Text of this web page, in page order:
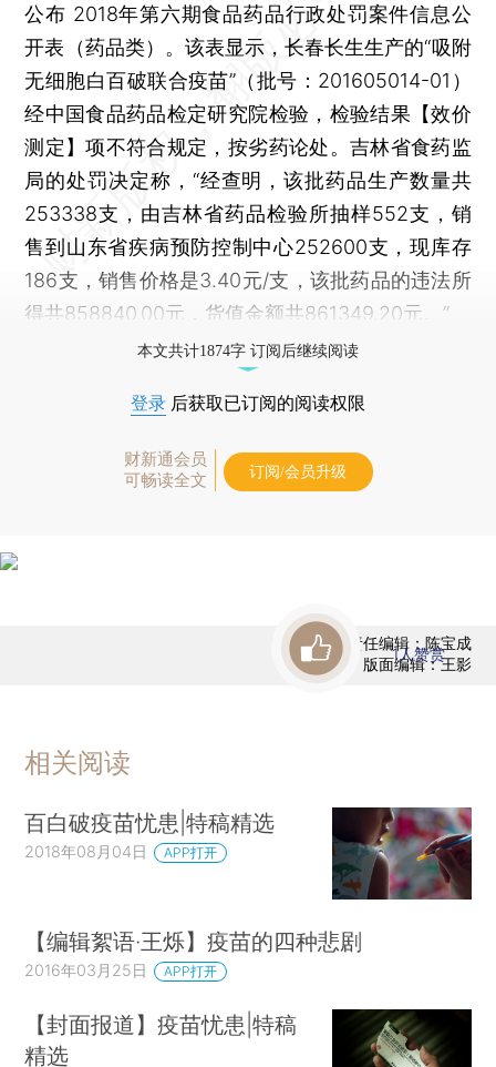
公布 2018年第六期食品药品行政处罚案件信息公
开表（药品类）。该表显示，长春长生生产的“吸附
无细胞白百破联合疫苗”（批号：201605014-01）
经中国食品药品检定研究院检验，检验结果【效价
测定】项不符合规定，按劣药论处。吉林省食药监
局的处罚决定称，“经查明，该批药品生产数量共
253338支，由吉林省药品检验所抽样552支，销
售到山东省疾病预防控制中心252600支，现库存
186支，销售价格是3.40元/支，该批药品的违法所
得共858840.00元，货值金额共861349.20元。”
本文共计1874字 订阅后继续阅读
登录 后获取已订阅的阅读权限
财新通会员
可畅读全文
订阅/会员升级
责任编辑：陈宝成
版面编辑：王影
1人赞赏
相关阅读
百白破疫苗忧患|特稿精选
2018年08月04日 APP打开
【编辑絮语·王烁】疫苗的四种悲剧
2016年03月25日 APP打开
【封面报道】疫苗忧患|特稿
精选